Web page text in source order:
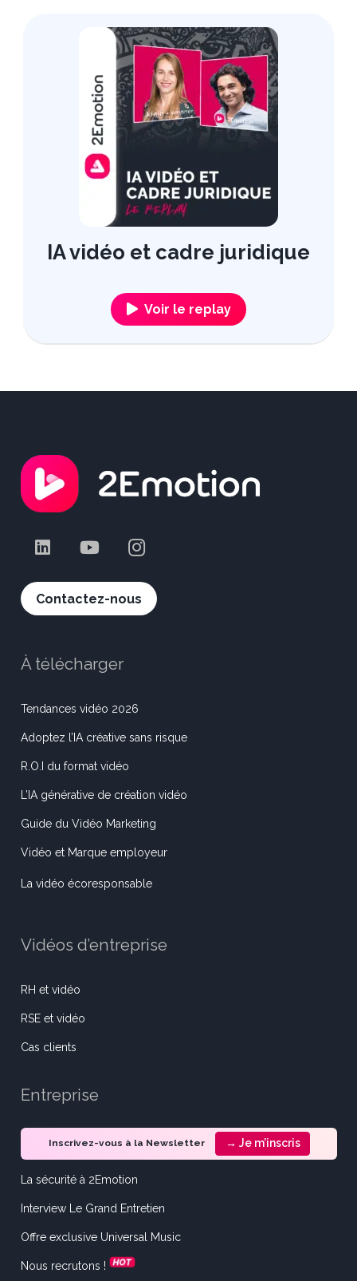
IA vidéo et cadre juridique
Voir le replay
Contactez-nous
À télécharger
Tendances vidéo 2026
Adoptez l’IA créative sans risque
R.O.I du format vidéo
L’IA générative de création vidéo
Guide du Vidéo Marketing
Vidéo et Marque employeur
La vidéo écoresponsable
Vidéos d’entreprise
RH et vidéo
RSE et vidéo
Cas clients
Entreprise
Inscrivez-vous à la Newsletter → Je m’inscris
La sécurité à 2Emotion
Interview Le Grand Entretien
Offre exclusive Universal Music
Nous recrutons !